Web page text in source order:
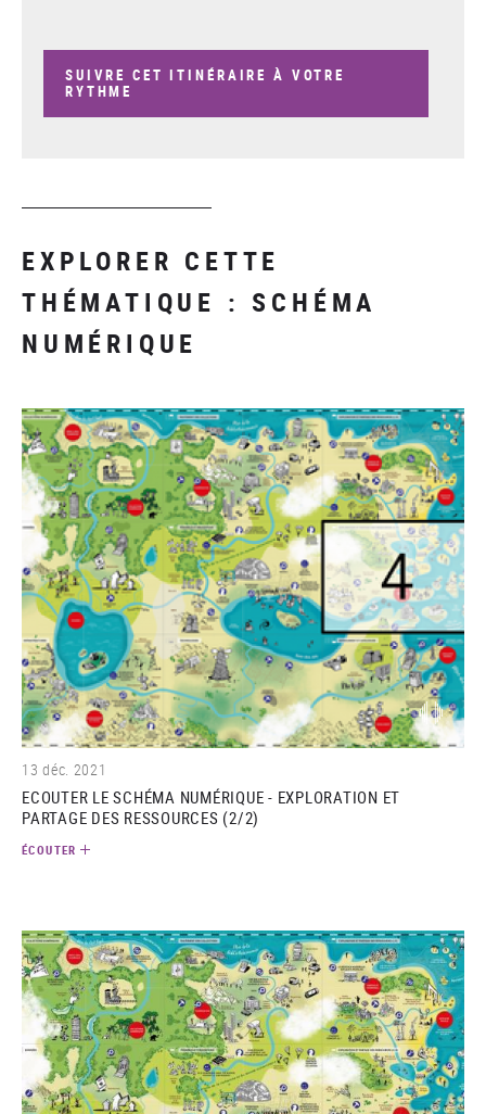
SUIVRE CET ITINÉRAIRE À VOTRE
RYTHME
EXPLORER CETTE
THÉMATIQUE : SCHÉMA
NUMÉRIQUE
(audio)
13 déc. 2021
ECOUTER LE SCHÉMA NUMÉRIQUE - EXPLORATION ET
PARTAGE DES RESSOURCES (2/2)
ÉCOUTER